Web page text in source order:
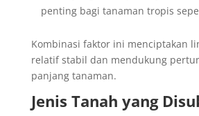
penting bagi tanaman tropis
Kombinasi faktor ini menciptakan
relatif stabil dan mendukung
panjang tanaman.
Jenis Tanah yang